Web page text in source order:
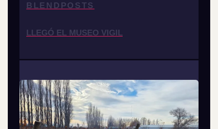
BLENDPOSTS
LLEGÓ EL MUSEO VIGIL